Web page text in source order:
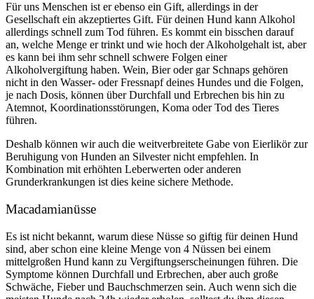
Für uns Menschen ist er ebenso ein Gift, allerdings in der
Gesellschaft ein akzeptiertes Gift. Für deinen Hund kann Alkohol
allerdings schnell zum Tod führen. Es kommt ein bisschen darauf
an, welche Menge er trinkt und wie hoch der Alkoholgehalt ist, aber
es kann bei ihm sehr schnell schwere Folgen einer
Alkoholvergiftung haben. Wein, Bier oder gar Schnaps gehören
nicht in den Wasser- oder Fressnapf deines Hundes und die Folgen,
je nach Dosis, können über Durchfall und Erbrechen bis hin zu
Atemnot, Koordinationsstörungen, Koma oder Tod des Tieres
führen.
Deshalb können wir auch die weitverbreitete Gabe von Eierlikör zur
Beruhigung von Hunden an Silvester nicht empfehlen. In
Kombination mit erhöhten Leberwerten oder anderen
Grunderkrankungen ist dies keine sichere Methode.
Macadamianüsse
Es ist nicht bekannt, warum diese Nüsse so giftig für deinen Hund
sind, aber schon eine kleine Menge von 4 Nüssen bei einem
mittelgroßen Hund kann zu Vergiftungserscheinungen führen. Die
Symptome können Durchfall und Erbrechen, aber auch große
Schwäche, Fieber und Bauchschmerzen sein. Auch wenn sich die